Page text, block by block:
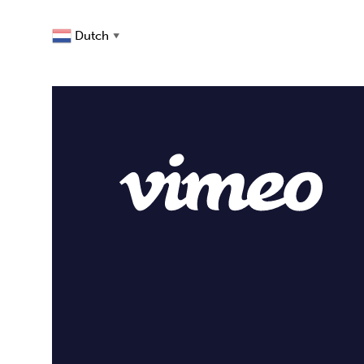
Dutch ▼